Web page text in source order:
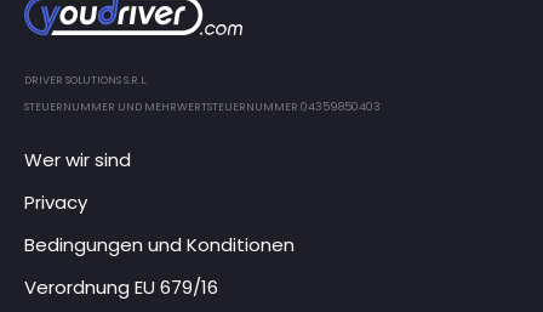
DRIVER SOLUTIONS S.R.L.
STEUERNUMMER UND MEHRWERTSTEUERNUMMER 04359850403
Wer wir sind
Privacy
Bedingungen und Konditionen
Verordnung EU 679/16